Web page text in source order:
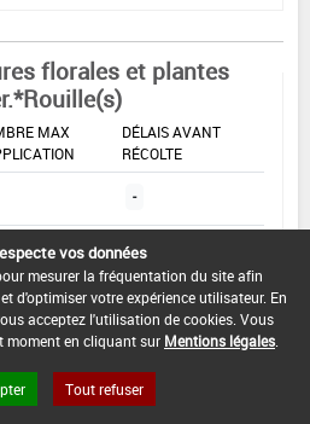
florales et plantes
MAX
DÉLAIS AVANT
RÉCOLTE
-
APPLICATIONS :
:
vos données
mesurer la fréquentation du site afin
d'optimiser votre expérience utilisateur. En
acceptez l'utilisation de cookies. Vous
moment en cliquant sur Mentions légales
Tout refuser